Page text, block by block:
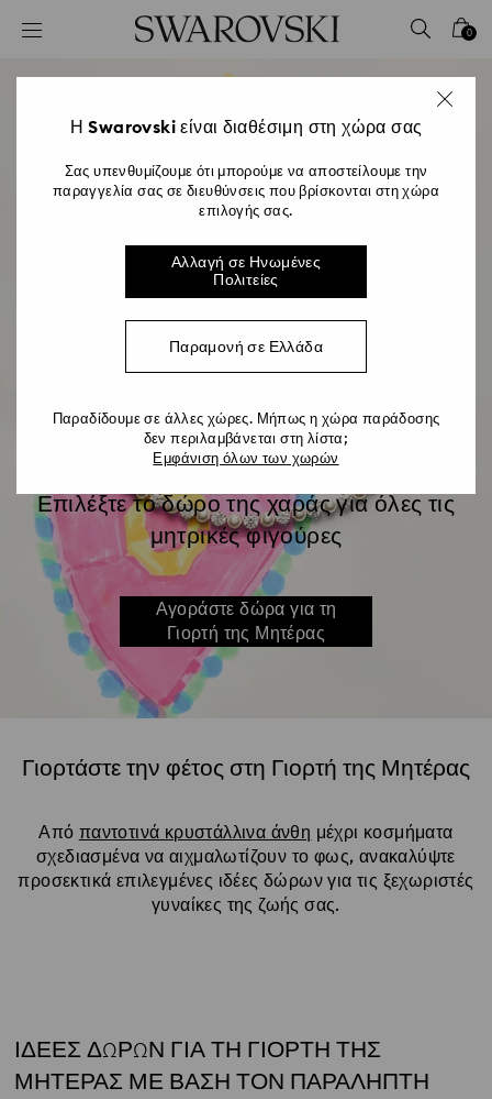
Accesskeys list
2 - Υποσέλιδο
0
Οδηγός δώρων για τη
Γιορτή της Μητέρας
Επιλέξτε το δώρο της χαράς για όλες τις
μητρικές φιγούρες
Αγοράστε δώρα για τη
Γιορτή της Μητέρας
Γιορτάστε την φέτος στη Γιορτή της Μητέρας
Από παντοτινά κρυστάλλινα άνθη μέχρι κοσμήματα
σχεδιασμένα να αιχμαλωτίζουν το φως, ανακαλύψτε
προσεκτικά επιλεγμένες ιδέες δώρων για τις ξεχωριστές
γυναίκες της ζωής σας.
ΙΔΕΕΣ ΔΩΡΩΝ ΓΙΑ ΤΗ ΓΙΟΡΤΗ ΤΗΣ
ΜΗΤΕΡΑΣ ΜΕ ΒΑΣΗ ΤΟΝ ΠΑΡΑΛΗΠΤΗ
Η Swarovski είναι διαθέσιμη στη χώρα σας
Σας υπενθυμίζουμε ότι μπορούμε να αποστείλουμε την
παραγγελία σας σε διευθύνσεις που βρίσκονται στη χώρα
επιλογής σας.
Αλλαγή σε Ηνωμένες
Πολιτείες
Παραμονή σε Ελλάδα
Παραδίδουμε σε άλλες χώρες. Μήπως η χώρα παράδοσης
δεν περιλαμβάνεται στη λίστα;
Εμφάνιση όλων των χωρών